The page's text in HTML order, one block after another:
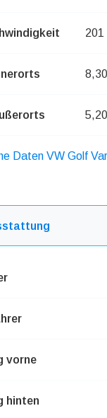
201
Daten VW Golf
vorne
hinten